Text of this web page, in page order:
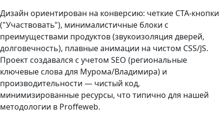
Дизайн ориентирован на конверсию: четкие CTA-кнопки
("Участвовать"), минималистичные блоки с
преимуществами продуктов (звукоизоляция дверей,
долговечность), плавные анимации на чистом CSS/JS.
Проект создавался с учетом SEO (региональные
ключевые слова для Мурома/Владимира) и
производительности — чистый код,
минимизированные ресурсы, что типично для нашей
методологии в Proffeweb.